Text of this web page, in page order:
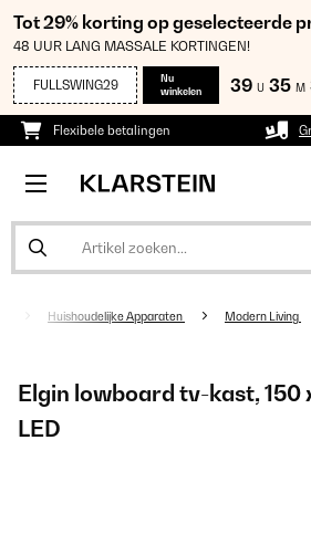
Tot 29% korting op geselecteerde
48 UUR LANG MASSALE KORTINGEN!
FULLSWING29
Nu
winkelen
39 U 35 M
Flexibele betalingen
Huishoudelijke Apparaten Modern Living
Elgin lowboard tv-kast, 150
LED